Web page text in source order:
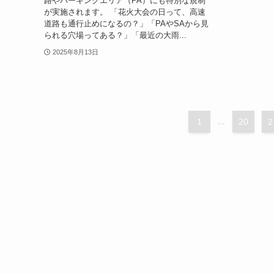
が実施されます。 「花火大会の日って、高速
道路も通行止めになるの？」「PAやSAから見
られる穴場ってある？」「最近の大雨...
2025年8月13日
1 20